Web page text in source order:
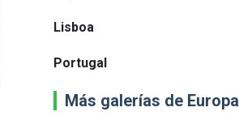
Lisboa
Portugal
Más galerías de Europa